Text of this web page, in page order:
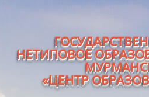
НЕТИПОВОЕ
«ЦЕНТР